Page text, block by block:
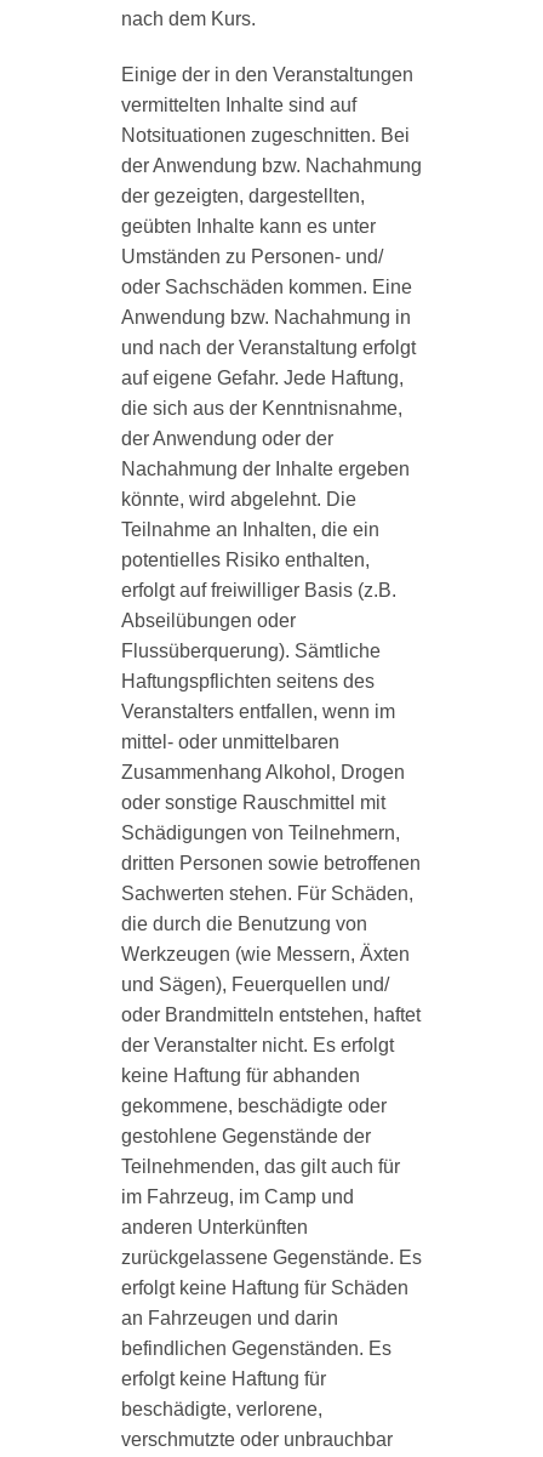
nach dem Kurs.
Einige der in den Veranstaltungen
vermittelten Inhalte sind auf
Notsituationen zugeschnitten. Bei
der Anwendung bzw. Nachahmung
der gezeigten, dargestellten,
geübten Inhalte kann es unter
Umständen zu Personen- und/
oder Sachschäden kommen. Eine
Anwendung bzw. Nachahmung in
und nach der Veranstaltung erfolgt
auf eigene Gefahr. Jede Haftung,
die sich aus der Kenntnisnahme,
der Anwendung oder der
Nachahmung der Inhalte ergeben
könnte, wird abgelehnt. Die
Teilnahme an Inhalten, die ein
potentielles Risiko enthalten,
erfolgt auf freiwilliger Basis (z.B.
Abseilübungen oder
Flussüberquerung). Sämtliche
Haftungspflichten seitens des
Veranstalters entfallen, wenn im
mittel- oder unmittelbaren
Zusammenhang Alkohol, Drogen
oder sonstige Rauschmittel mit
Schädigungen von Teilnehmern,
dritten Personen sowie betroffenen
Sachwerten stehen. Für Schäden,
die durch die Benutzung von
Werkzeugen (wie Messern, Äxten
und Sägen), Feuerquellen und/
oder Brandmitteln entstehen, haftet
der Veranstalter nicht. Es erfolgt
keine Haftung für abhanden
gekommene, beschädigte oder
gestohlene Gegenstände der
Teilnehmenden, das gilt auch für
im Fahrzeug, im Camp und
anderen Unterkünften
zurückgelassene Gegenstände. Es
erfolgt keine Haftung für Schäden
an Fahrzeugen und darin
befindlichen Gegenständen. Es
erfolgt keine Haftung für
beschädigte, verlorene,
verschmutzte oder unbrauchbar